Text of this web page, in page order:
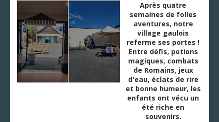
Après quatre
semaines de folles
aventures, notre
village gaulois
referme ses portes !
Entre défis, potions
magiques, combats
de Romains, jeux
d'eau, éclats de rire
et bonne humeur, les
enfants ont vécu un
été riche en
souvenirs.